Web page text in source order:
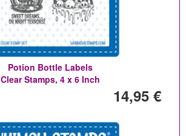
Potion Bottle Labels
Clear Stamps, 4 x 6 Inch
14,95 €